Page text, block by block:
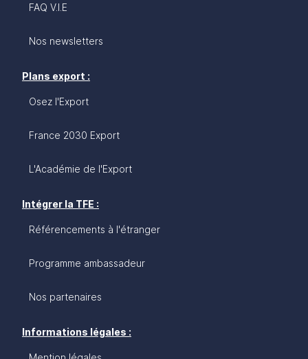
FAQ V.I.E
Nos newsletters
Plans export :
Osez l'Export
France 2030 Export
L'Académie de l'Export
Intégrer la TFE :
Référencements à l'étranger
Programme ambassadeur
Nos partenaires
Informations légales :